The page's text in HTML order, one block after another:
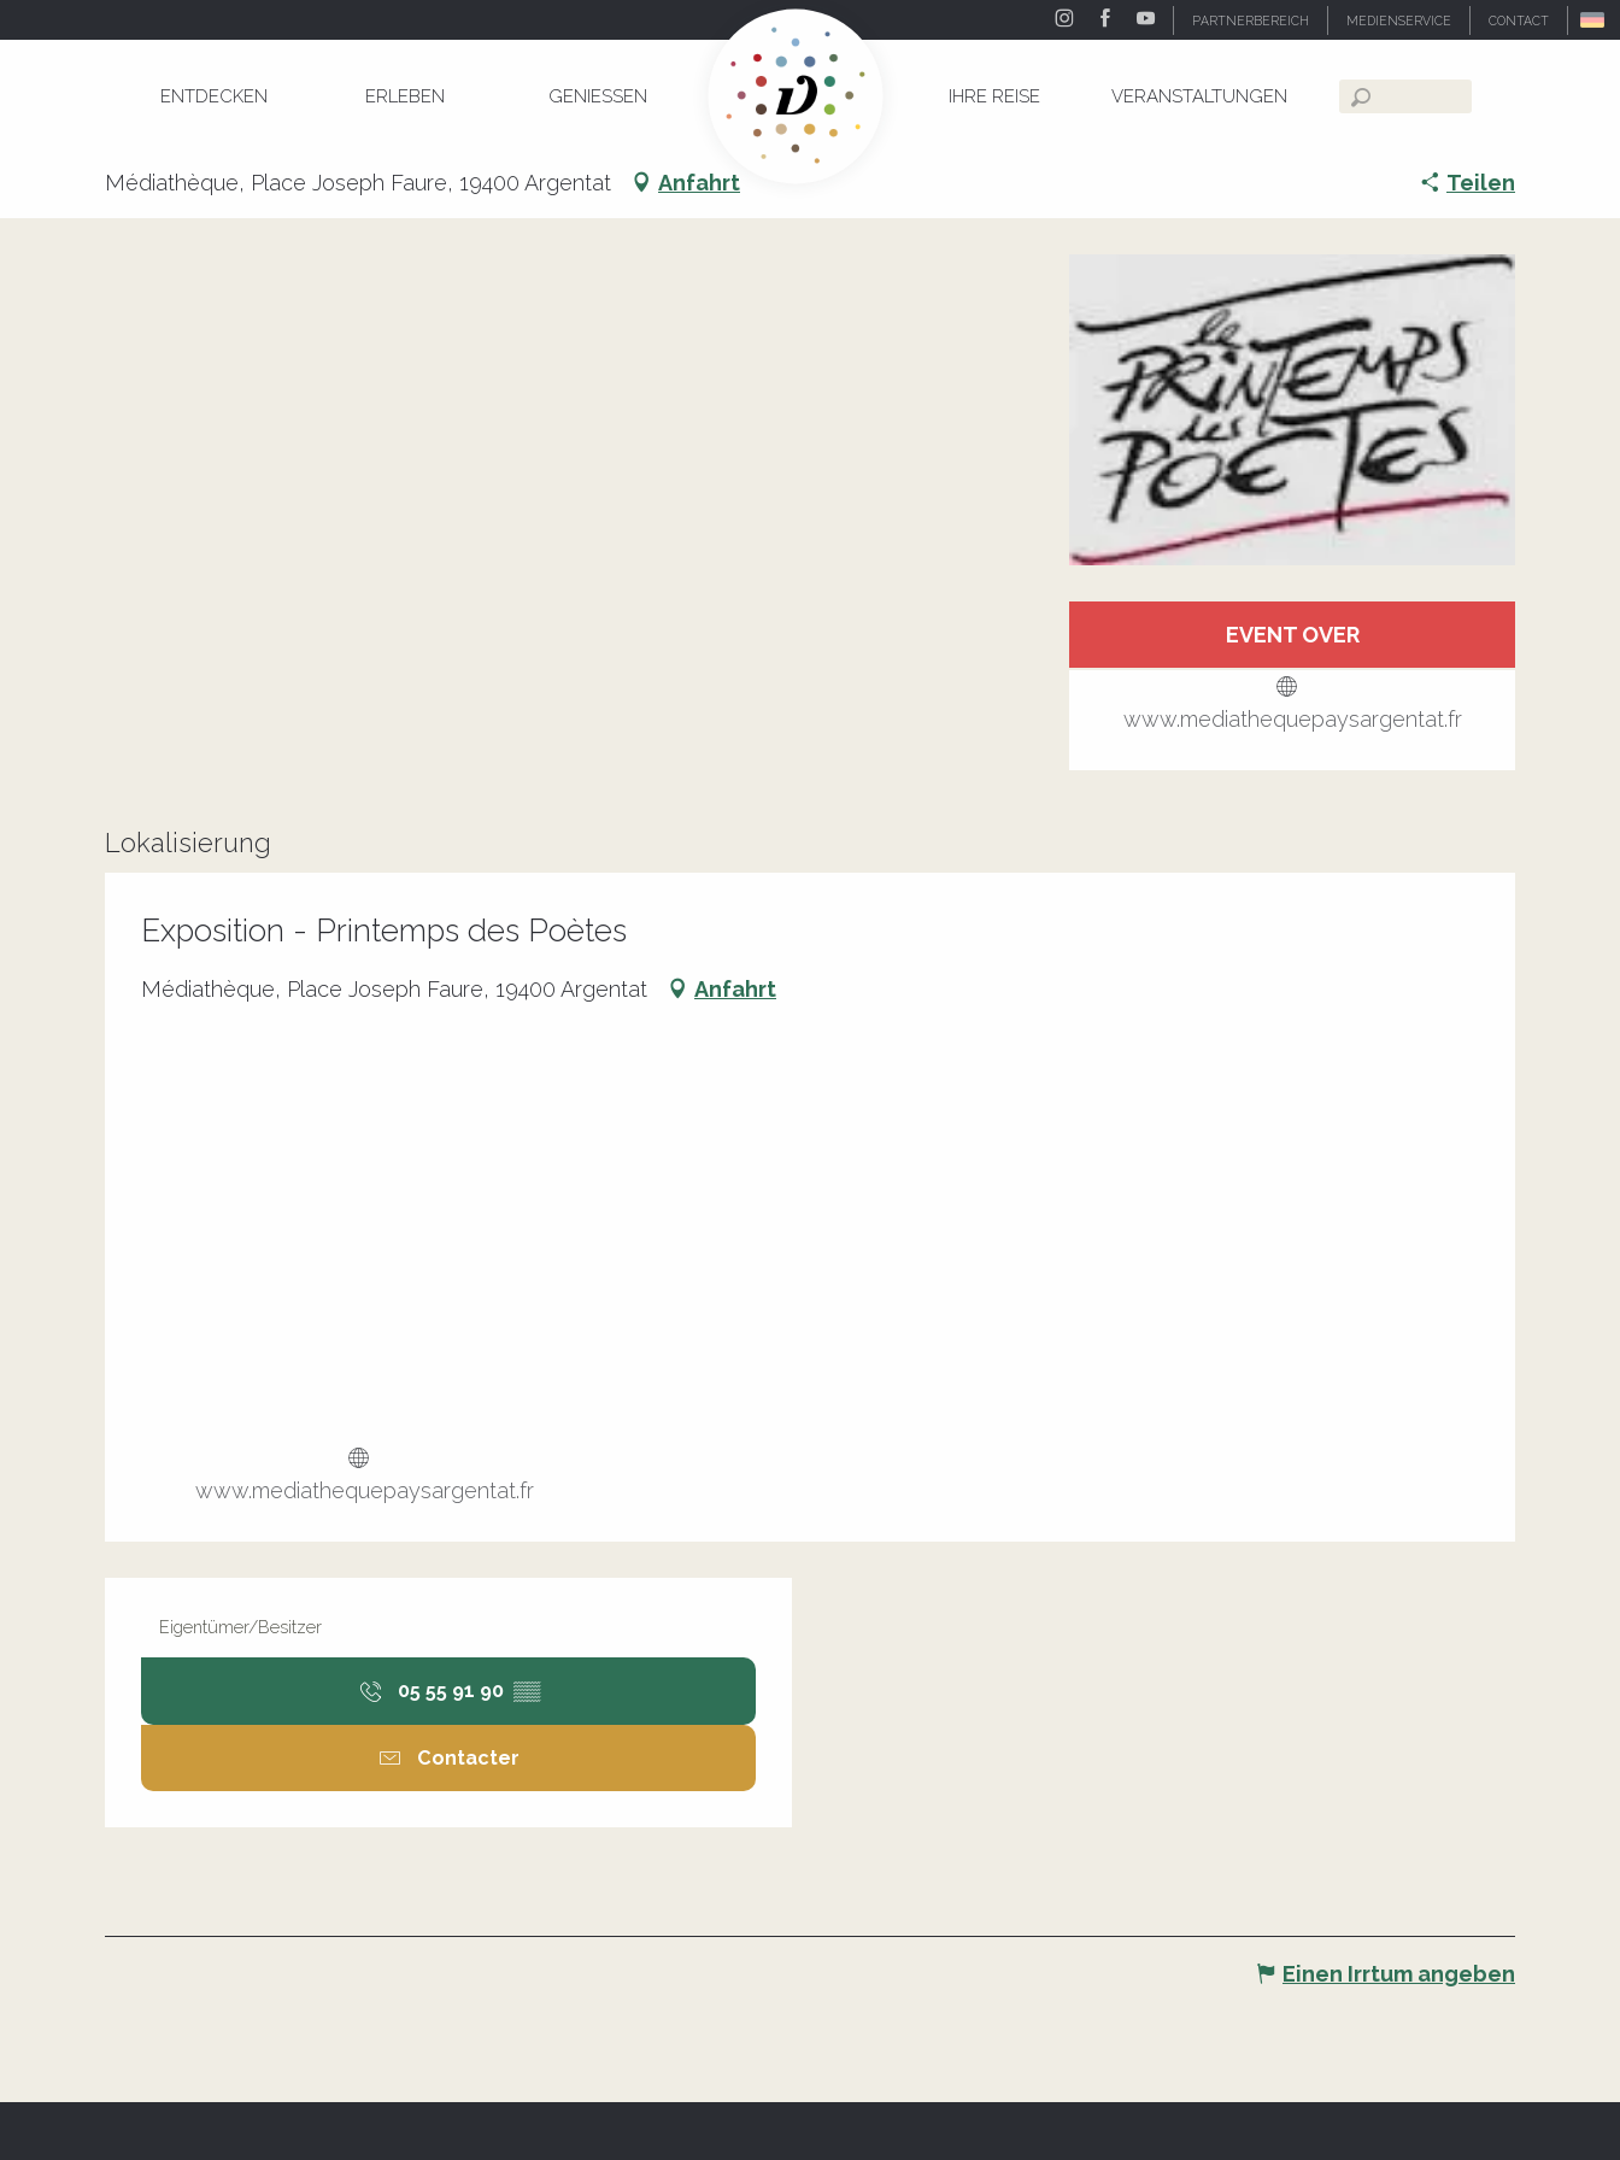
PARTNERBEREICH MEDIENSERVICE CONTACT
ENTDECKEN ERLEBEN GENIESSEN IHRE REISE VERANSTALTUNGEN
Suche
Médiathèque, Place Joseph Faure, 19400 Argentat Anfahrt Teilen
Öffnungszeiten &
EVENT OVER
www.mediathequepaysargentat.fr
Lokalisierung
Exposition - Printemps des Poètes
Médiathèque, Place Joseph Faure, 19400 Argentat Anfahrt
www.mediathequepaysargentat.fr
Eigentümer/Besitzer
05 55 91 90 ▒▒
Contacter
Einen Irrtum angeben